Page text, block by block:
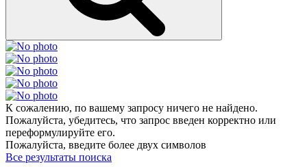
К сожалению, по вашему запросу ничего не найдено.
Пожалуйста, убедитесь, что запрос введен корректно или
переформулируйте его.
Пожалуйста, введите более двух символов
Все результаты поиска